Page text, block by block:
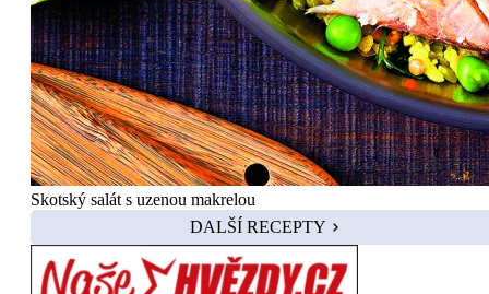
Skotský salát s uzenou makrelou
DALŠÍ RECEPTY